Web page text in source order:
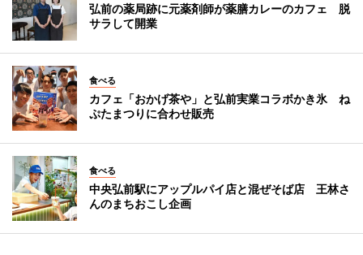
弘前の薬局跡に元薬剤師が薬膳カレーのカフェ 脱
サラして開業
食べる
カフェ「おかげ茶や」と弘前実業コラボかき氷 ね
ぷたまつりに合わせ販売
食べる
中央弘前駅にアップルパイ店と混ぜそば店 王林さ
んのまちおこし企画